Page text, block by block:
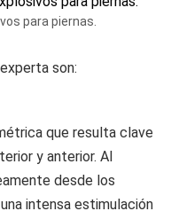
para piernas.
son:
que resulta clave
y anterior. Al
desde los
intensa estimulación